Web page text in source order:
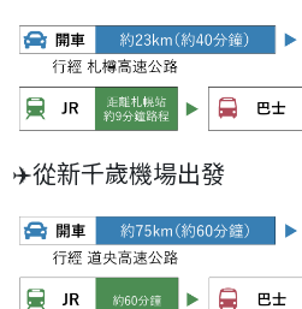
✈️從新千歲機場出發